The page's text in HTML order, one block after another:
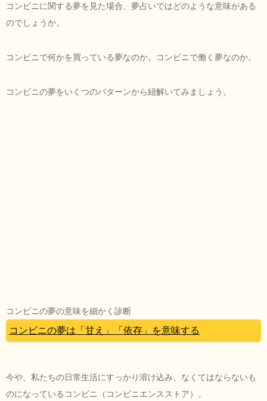
コンビニに関する夢を見た場合、夢占いではどのような意味がある
のでしょうか。
コンビニで何かを買っている夢なのか。コンビニで働く夢なのか。
コンビニの夢をいくつのパターンから紐解いてみましょう。
コンビニの夢の意味を細かく診断
コンビニの夢は「甘え」「依存」を意味する
今や、私たちの日常生活にすっかり溶け込み、なくてはならないも
のになっているコンビニ（コンビニエンスストア）。